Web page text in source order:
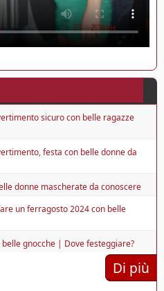
sicuro con belle ragazze
festa con belle donne da
donne mascherate da conoscere
un ferragosto 2024 con belle
gnocche | Dove festeggiare?
Di più